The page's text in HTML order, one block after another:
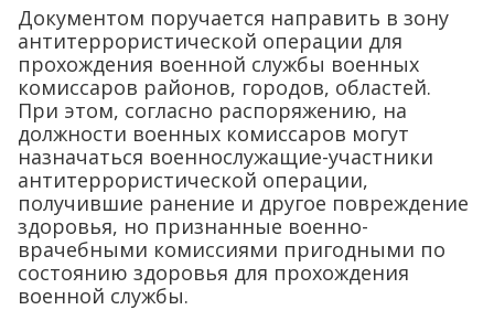
Документом поручается направить в зону
антитеррористической операции для
прохождения военной службы военных
комиссаров районов, городов, областей.
При этом, согласно распоряжению, на
должности военных комиссаров могут
назначаться военнослужащие-участники
антитеррористической операции,
получившие ранение и другое повреждение
здоровья, но признанные военно-
врачебными комиссиями пригодными по
состоянию здоровья для прохождения
военной службы.